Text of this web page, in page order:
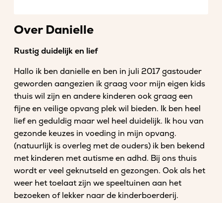
Over Danielle
Rustig duidelijk en lief
Hallo ik ben danielle en ben in juli 2017 gastouder
geworden aangezien ik graag voor mijn eigen kids
thuis wil zijn en andere kinderen ook graag een
fijne en veilige opvang plek wil bieden. Ik ben heel
lief en geduldig maar wel heel duidelijk. Ik hou van
gezonde keuzes in voeding in mijn opvang.
(natuurlijk is overleg met de ouders) ik ben bekend
met kinderen met autisme en adhd. Bij ons thuis
wordt er veel geknutseld en gezongen. Ook als het
weer het toelaat zijn we speeltuinen aan het
bezoeken of lekker naar de kinderboerderij.